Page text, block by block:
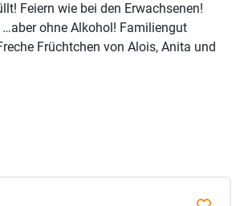
Feiern wie bei den Erwachsenen!
ohne Alkohol! Familiengut
Früchtchen von Alois, Anita und